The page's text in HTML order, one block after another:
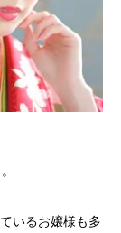
いるお嬢様も多